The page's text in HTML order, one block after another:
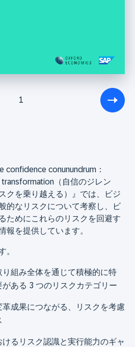
1
confidence conunundrum：
transformation（自信のジレン
クを乗り越える）』では、ビジ
的なリスクについて考察し、ビ
ためにこれらのリスクを回避す
報を提供しています。
。
り組み全体を通じて積極的に特
ある 3 つのリスクカテゴリー
革成果につながる、リスクを考慮
けるリスク認識と実行能力のギャ